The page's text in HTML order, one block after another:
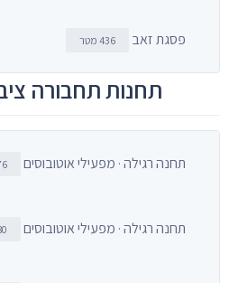
פסגת זאב 436 מטר
תחנות תחבורה
תחנה רגילה · מפעילי אוטובוסים 76
תחנה רגילה · מפעילי אוטובוסים 80